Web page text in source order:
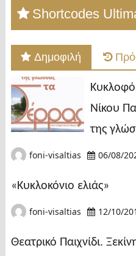
Shortcodes
Δημοφιλή
Νίκου
της
foni-visaltias 06/08/
«Κυκλοκόνιο ελιάς»
foni-visaltias 12/10/
Θεατρικό Παιχνίδι.